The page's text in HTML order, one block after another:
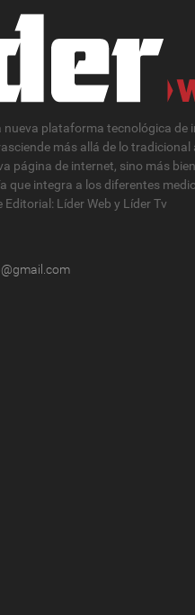
nueva plataforma tecnológica de
más allá de lo tradicional
página de internet, sino más
que integra a los diferentes
Líder Web y Líder Tv